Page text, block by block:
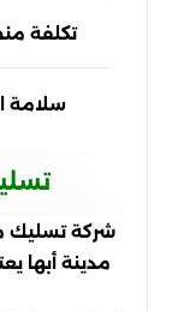
تكلفة
سلامة
شركة تسليك
مدينة أبها